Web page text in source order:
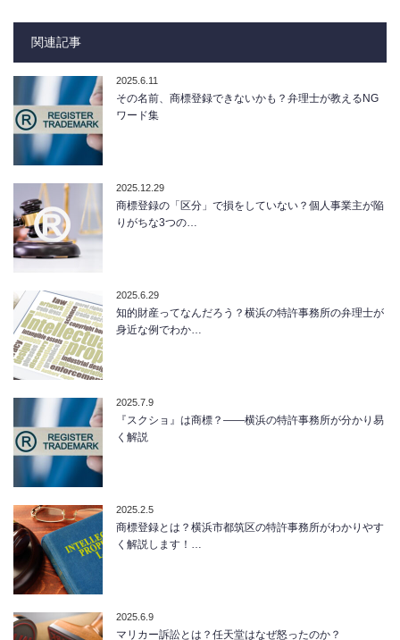
関連記事
2025.6.11
その名前、商標登録できないかも？弁理士が教えるNG
ワード集
2025.12.29
商標登録の「区分」で損をしていない？個人事業主が陥
りがちな3つの…
2025.6.29
知的財産ってなんだろう？横浜の特許事務所の弁理士が
身近な例でわか…
2025.7.9
『スクショ』は商標？——横浜の特許事務所が分かり易
く解説
2025.2.5
商標登録とは？横浜市都筑区の特許事務所がわかりやす
く解説します！…
2025.6.9
マリカー訴訟とは？任天堂はなぜ怒ったのか？